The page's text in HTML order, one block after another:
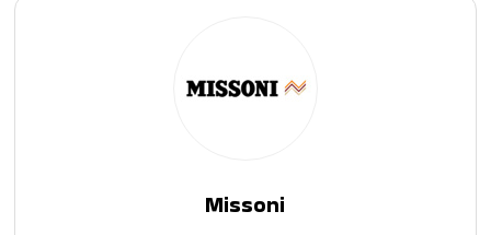
Missoni